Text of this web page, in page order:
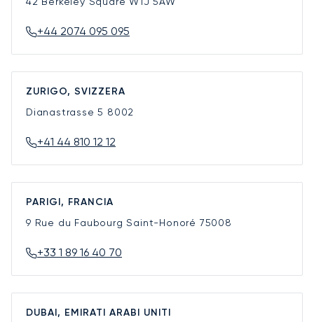
+44 2074 095 095
ZURIGO, SVIZZERA
Dianastrasse 5 8002
+41 44 810 12 12
PARIGI, FRANCIA
9 Rue du Faubourg Saint-Honoré 75008
+33 1 89 16 40 70
DUBAI, EMIRATI ARABI UNITI